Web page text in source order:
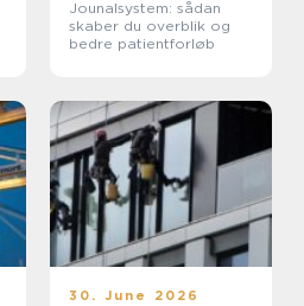
Jounalsystem: sådan
skaber du overblik og
bedre patientforløb
30. June 2026